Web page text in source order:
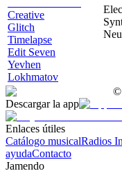
Creative
Glitch
Timelapse
Edit Seven
Yevhen
Lokhmatov
©
Descargar la app
Enlaces útiles
Catálogo musicalRadios
ayudaContacto
Jamendo